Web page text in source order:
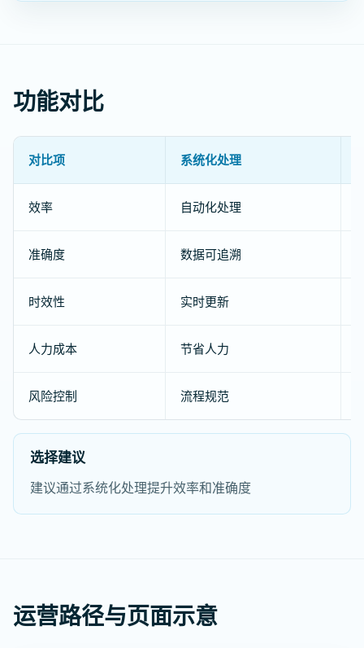
功能对比
对比项 系统化处理
效率 自动化处理
准确度 数据可追溯
时效性 实时更新
人力成本 节省人力
风险控制 流程规范
选择建议
建议通过系统化处理提升效率和准确度
运营路径与页面示意